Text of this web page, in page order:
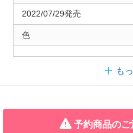
2022/07/29発売
色
も
予約商品の